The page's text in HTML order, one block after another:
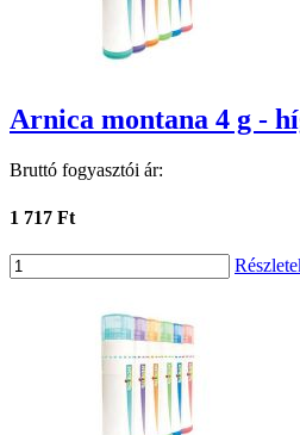
Arnica montana 4 g -
Bruttó fogyasztói ár:
1 717 Ft